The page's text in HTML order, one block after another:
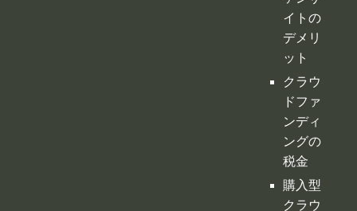
ングの
税金
購入型
クラウ
ドファ
ンディ
ング
寄付型
クラウ
ドファ